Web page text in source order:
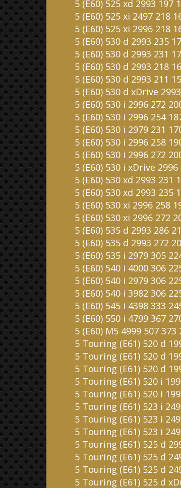
5 (E60) 525 xd 2993 197
5 (E60) 525 xi 2497 218
5 (E60) 525 xi 2996 218
5 (E60) 530 d 2993 235
5 (E60) 530 d 2993 231
5 (E60) 530 d 2993 218
5 (E60) 530 d 2993 211
5 (E60) 530 d xDrive
5 (E60) 530 i 2996 272
5 (E60) 530 i 2996 254
5 (E60) 530 i 2979 231
5 (E60) 530 i 2996 258
5 (E60) 530 i 2996 272
5 (E60) 530 i xDrive
5 (E60) 530 xd 2993 231
5 (E60) 530 xd 2993 235
5 (E60) 530 xi 2996 258
5 (E60) 530 xi 2996 272
5 (E60) 535 d 2993 286
5 (E60) 535 d 2993 272
5 (E60) 535 i 2979 305
5 (E60) 540 i 4000 306
5 (E60) 540 i 2979 306
5 (E60) 540 i 3982 306
5 (E60) 545 i 4398 333
5 (E60) 550 i 4799 367
5 (E60) M5 4999 507
5 Touring (E61) 520 d
5 Touring (E61) 520 d
5 Touring (E61) 520 d
5 Touring (E61) 520 i
5 Touring (E61) 520 i
5 Touring (E61) 523 i
5 Touring (E61) 523 i
5 Touring (E61) 523 i
5 Touring (E61) 525 d
5 Touring (E61) 525 d
5 Touring (E61) 525 d
5 Touring (E61) 525 d